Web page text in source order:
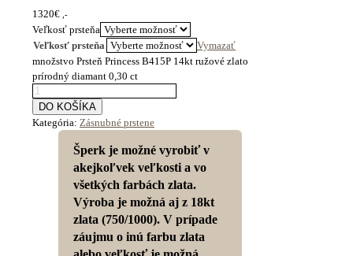
1320€ ,-
Veľkosť prsteňa
Veľkosť prsteňa
Vymazať
množstvo Prsteň Princess B415P 14kt ružové zlato
prírodný diamant 0,30 ct
DO KOŠÍKA
Kategória: Zásnubné prstene
Šperk je možné vyrobiť v
akejkoľvek veľkosti a vo
všetkých farbách zlata.
Výroba je možná aj z 18kt
zlata (750/1000). V prípade
záujmu o inú farbu zlata